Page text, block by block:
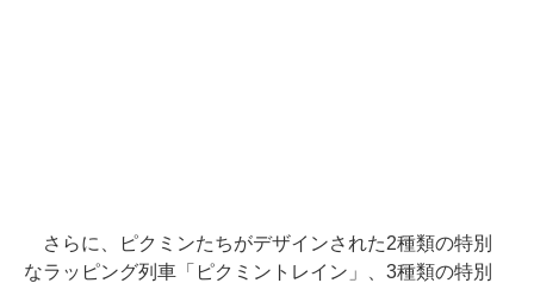
さらに、ピクミンたちがデザインされた2種類の特別
なラッピング列車「ピクミントレイン」、3種類の特別